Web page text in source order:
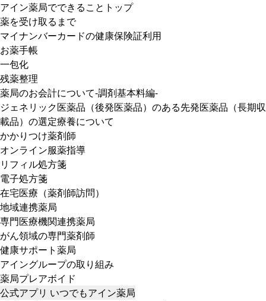
アイン薬局でできることトップ
薬を受け取るまで
マイナンバーカードの健康保険証利用
お薬手帳
一包化
残薬整理
薬局のお会計について-調剤基本料編-
ジェネリック医薬品（後発医薬品）のある先発医薬品（長期収
載品）の選定療養について
かかりつけ薬剤師
オンライン服薬指導
リフィル処方箋
電子処方箋
在宅医療（薬剤師訪問）
地域連携薬局
専門医療機関連携薬局
がん領域の専門薬剤師
健康サポート薬局
アイングループの取り組み
薬局プレアボイド
公式アプリ いつでもアイン薬局